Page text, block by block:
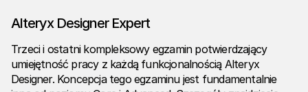
Alteryx Designer Expert
Trzeci i ostatni kompleksowy egzamin potwierdzający
umiejętność pracy z każdą funkcjonalnością Alteryx
Designer. Koncepcja tego egzaminu jest fundamentalnie